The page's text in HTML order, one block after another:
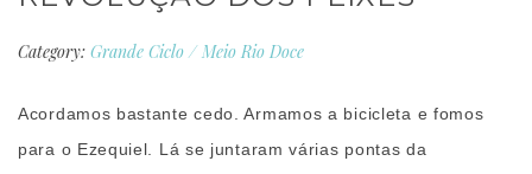
Category: Grande Ciclo/Meio Rio Doce
Acordamos bastante cedo. Armamos a bicicleta e fomos
para o Ezequiel. Lá se juntaram várias pontas da